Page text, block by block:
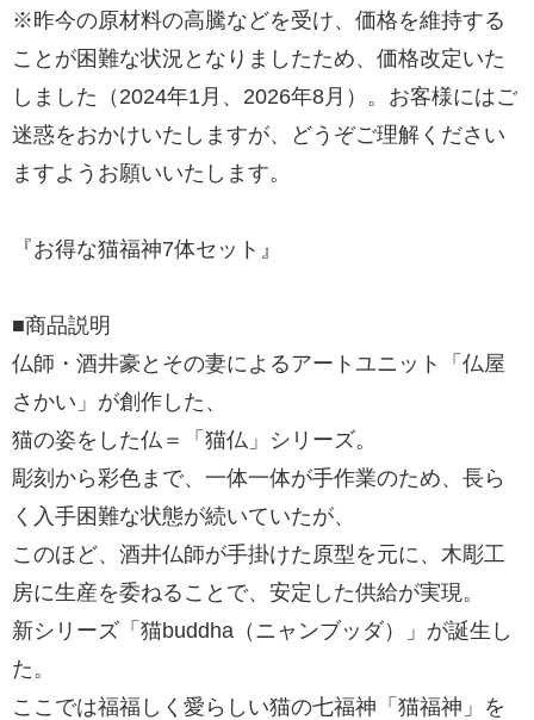
※昨今の原材料の高騰などを受け、価格を維持する
ことが困難な状況となりましたため、価格改定いた
しました（2024年1月、2026年8月）。お客様にはご
迷惑をおかけいたしますが、どうぞご理解ください
ますようお願いいたします。
『お得な猫福神7体セット』
■商品説明
仏師・酒井豪とその妻によるアートユニット「仏屋
さかい」が創作した、
猫の姿をした仏＝「猫仏」シリーズ。
彫刻から彩色まで、一体一体が手作業のため、長ら
く入手困難な状態が続いていたが、
このほど、酒井仏師が手掛けた原型を元に、木彫工
房に生産を委ねることで、安定した供給が実現。
新シリーズ「猫buddha（ニャンブッダ）」が誕生し
た。
ここでは福福しく愛らしい猫の七福神「猫福神」を